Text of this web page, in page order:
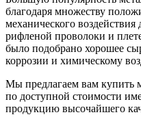
благодаря множеству
механического воздействия
рифленой проволоки и
было подобрано хорошее
коррозии и химическому
Мы предлагаем вам купить
по доступной стоимости
продукцию высочайшего